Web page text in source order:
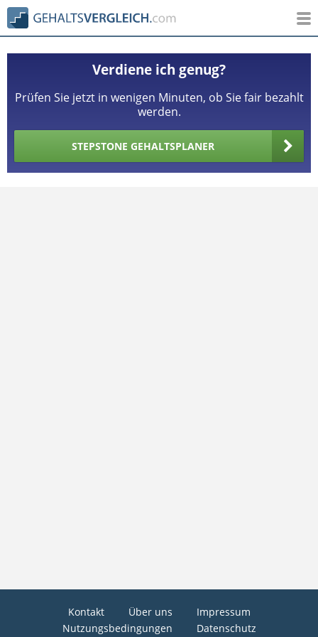
Verdiene ich genug?
Prüfen Sie jetzt in wenigen Minuten, ob Sie fair bezahlt
werden.
STEPSTONE GEHALTSPLANER
Kontakt Über uns
Impressum
Nutzungsbedingungen
Datenschutz